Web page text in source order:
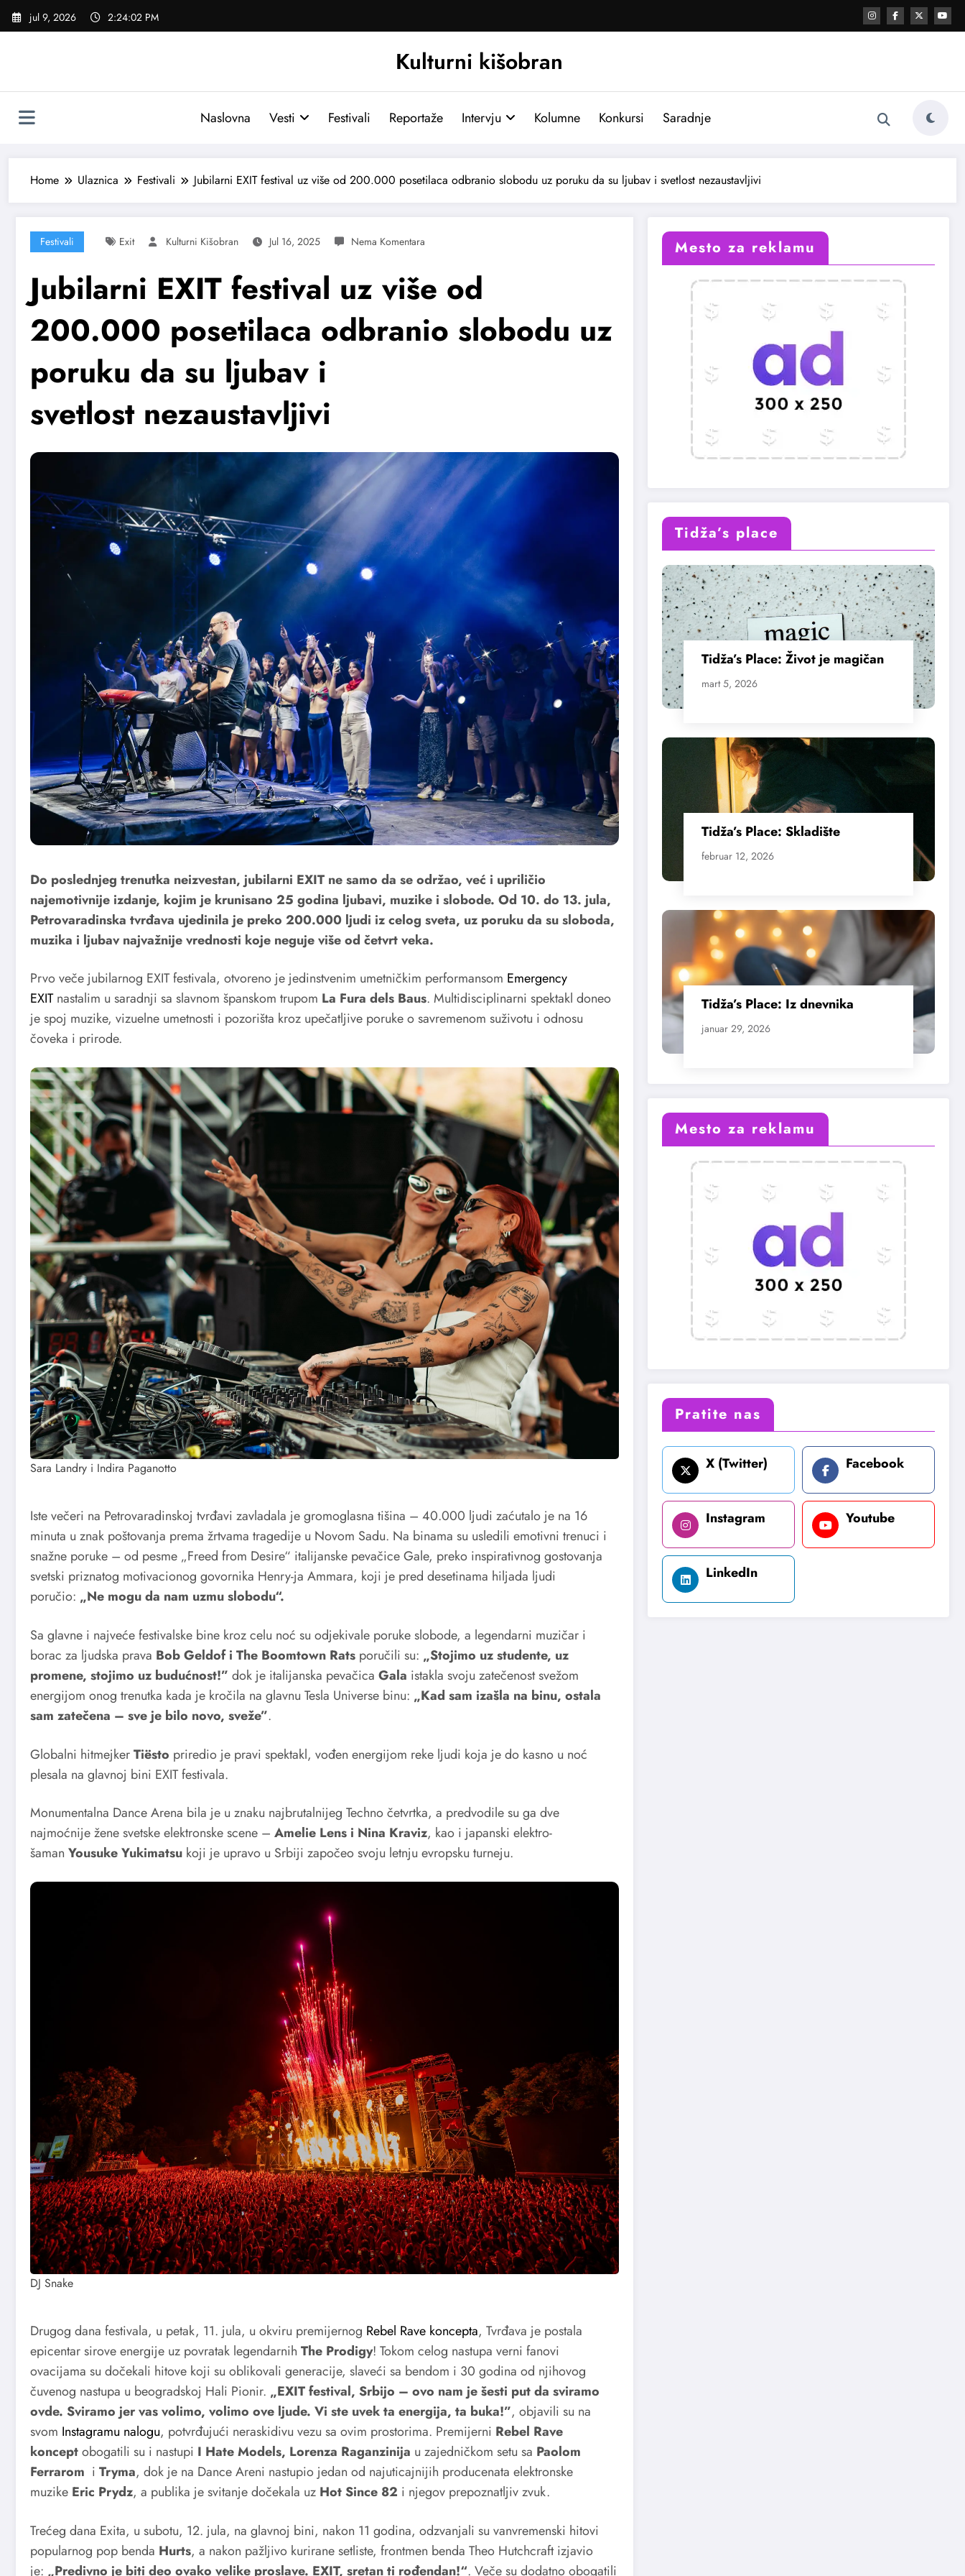
Skoči
jul 9, 2026 2:24:04 PM
Kulturni kišobran
Naslovna Vesti Festivali Reportaže Intervju Kolumne Konkursi Saradnje
Home Ulaznica Festivali Jubilarni EXIT festival uz više od 200.000 posetilaca odbranio slobodu uz poruku da su ljubav i svetlost nezaustavljivi
Festivali Exit Kulturni Kišobran Jul 16, 2025
Jubilarni EXIT festival uz više od
200.000 posetilaca odbranio slobodu uz
poruku da su ljubav i
svetlost nezaustavljivi
Do poslednjeg trenutka neizvestan, jubilarni EXIT ne samo da se održao, već i upriličio
najemotivnije izdanje, kojim je krunisano 25 godina ljubavi, muzike i slobode. Od 10. do 13. jula,
Petrovaradinska tvrđava ujedinila je preko 200.000 ljudi iz celog sveta, uz poruku da su sloboda,
muzika i ljubav najvažnije vrednosti koje neguje više od četvrt veka.
Prvo veče jubilarnog EXIT festivala, otvoreno je jedinstvenim umetničkim performansom Emergency
EXITnastalim u saradnji sa slavnom španskom trupom La Fura dels Baus. Multidisciplinarni spektakl doneo
je spoj muzike, vizuelne umetnosti i pozorišta kroz upečatljive poruke o savremenom suživotu i odnosu
čoveka i prirode.
Sara Landry i Indira Paganotto
Iste večeri na Petrovaradinskoj tvrđavi zavladala je gromoglasna tišina – 40.000 ljudi zaćutalo je na 16
minuta u znak poštovanja prema žrtvama tragedije u Novom Sadu. Na binama su usledili emotivni trenuci i
snažne poruke – od pesme „Freed from Desire“ italijanske pevačice Gale, preko inspirativnog gostovanja
svetski priznatog motivacionog govornika Henry-ja Ammara, koji je pred desetinama hiljada ljudi
poručio: „Ne mogu da nam uzmu slobodu“.
Sa glavne i najveće festivalske bine kroz celu noć su odjekivale poruke slobode, a legendarni muzičar i
borac za ljudska prava Bob Geldof i The Boomtown Rats poručili su: „Stojimo uz studente, uz
promene, stojimo uz budućnost!” dok je italijanska pevačica Gala istakla svoju zatečenost svežom
energijom onog trenutka kada je kročila na glavnu Tesla Universe binu: „Kad sam izašla na binu, ostala
sam zatečena – sve je bilo novo, sveže”.
Globalni hitmejkerTiësto priredio je pravi spektakl, vođen energijom reke ljudi koja je do kasno u noć
plesala na glavnoj bini EXIT festivala.
Monumentalna Dance Arena bila je u znaku najbrutalnijeg Techno četvrtka, a predvodile su ga dve
najmoćnije žene svetske elektronske scene – Amelie Lens i Nina Kraviz, kao i japanski elektro-
šaman Yousuke Yukimatsu koji je upravo u Srbiji započeo svoju letnju evropsku turneju.
DJ Snake
Drugog dana festivala, u petak, 11. jula, u okviru premijernog Rebel Rave koncepta, Tvrđava je postala
epicentar sirove energije uz povratak legendarnih The Prodigy! Tokom celog nastupa verni fanovi
ovacijama su dočekali hitove koji su oblikovali generacije, slaveći sa bendom i 30 godina od njihovog
čuvenog nastupa u beogradskoj Hali Pionir. „EXIT festival, Srbijo – ovo nam je šesti put da sviramo
ovde. Sviramo jer vas volimo, volimo ove ljude. Vi ste uvek ta energija, ta buka!”, objavili su na
svom Instagramu nalogu, potvrđujući neraskidivu vezu sa ovim prostorima. Premijerni Rebel Rave
konceptobogatili su i nastupi I Hate Models, Lorenza Raganzinija u zajedničkom setu sa Paolom
Ferrarom i Tryma, dok je na Dance Areni nastupio jedan od najuticajnijih producenata elektronske
muzike Eric Prydz, a publika je svitanje dočekala uz Hot Since 82 i njegov prepoznatljiv zvuk.
Trećeg dana Exita, u subotu, 12. jula, na glavnoj bini, nakon 11 godina, odzvanjali su vanvremenski hitovi
popularnog pop benda Hurts, a nakon pažljivo kurirane setliste, frontmen benda Theo Hutchcraft izjavio
je: „Predivno je biti deo ovako velike proslave. EXIT, sretan ti rođendan!“. Veče su dodatno obogatili
Mesto za reklamu
Tidža’s place
Tidža’s Place: Život je magičan
mart 5, 2026
Tidža’s Place: Skladište
februar 12, 2026
Tidža’s Place: Iz dnevnika
januar 29, 2026
Mesto za reklamu
Pratite nas
X (Twitter) Facebook
Instagram Youtube
LinkedIn